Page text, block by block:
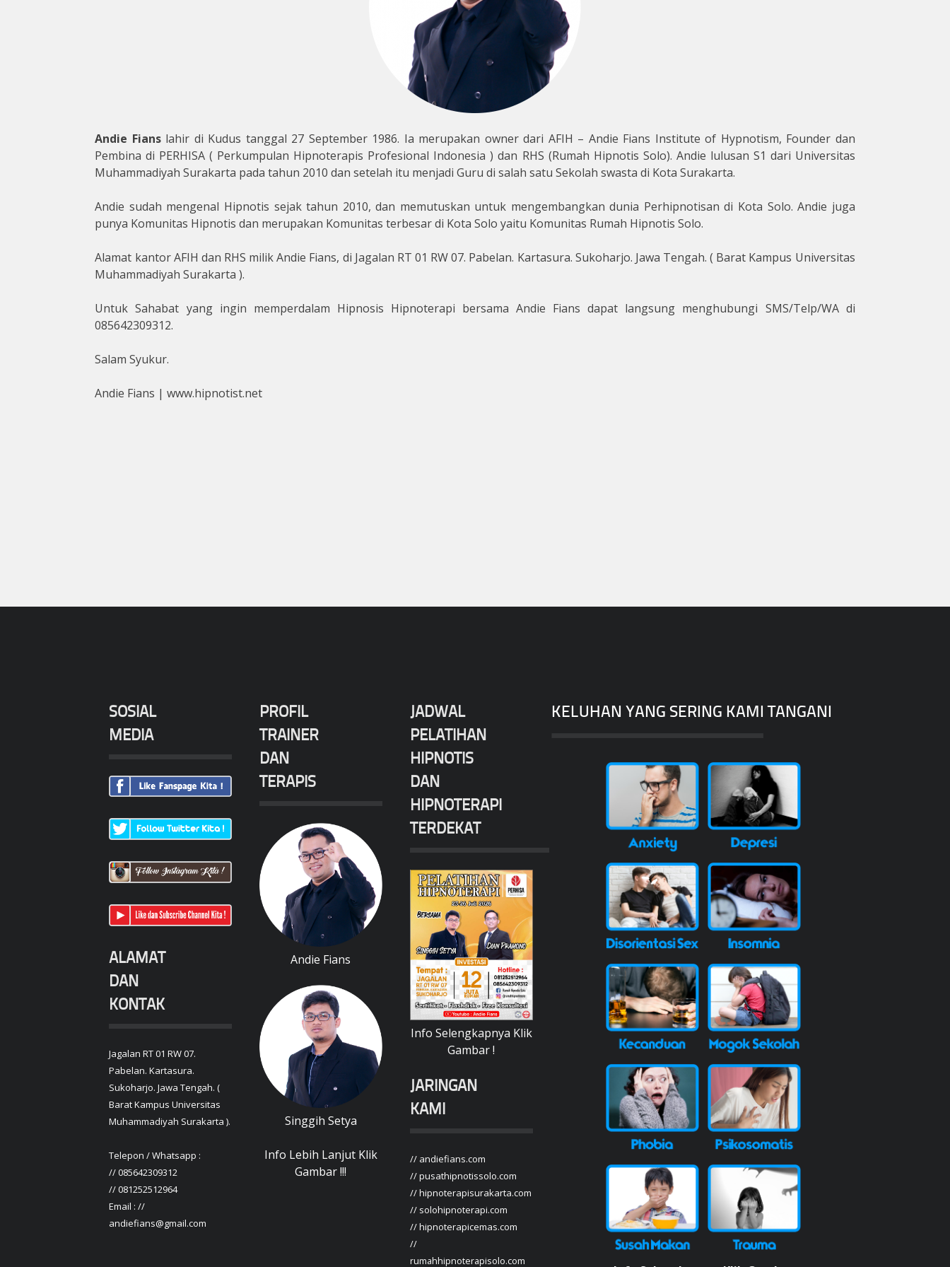
Andie Fianslahir di Kudus tanggal 27 September 1986. Ia merupakan owner dari AFIH – Andie Fians Institute of Hypnotism, Founder dan
Pembina di PERHISA ( Perkumpulan Hipnoterapis Profesional Indonesia ) dan RHS (Rumah Hipnotis Solo). Andie lulusan S1 dari Universitas
Muhammadiyah Surakarta pada tahun 2010 dan setelah itu menjadi Guru di salah satu Sekolah swasta di Kota Surakarta.
Andie sudah mengenal Hipnotis sejak tahun 2010, dan memutuskan untuk mengembangkan dunia Perhipnotisan di Kota Solo. Andie juga
punya Komunitas Hipnotis dan merupakan Komunitas terbesar di Kota Solo yaitu Komunitas Rumah Hipnotis Solo.
Alamat kantor AFIH dan RHS milik Andie Fians, di Jagalan RT 01 RW 07. Pabelan. Kartasura. Sukoharjo. Jawa Tengah. ( Barat Kampus Universitas
Muhammadiyah Surakarta ).
Untuk Sahabat yang ingin memperdalam Hipnosis Hipnoterapi bersama Andie Fians dapat langsung menghubungi SMS/Telp/WA di
085642309312.
Salam Syukur.
Andie Fians | www.hipnotist.net
SOSIAL
MEDIA
ALAMAT
DAN
KONTAK
Jagalan RT 01 RW 07.
Pabelan. Kartasura.
Sukoharjo. Jawa Tengah. (
Barat Kampus Universitas
Muhammadiyah Surakarta ).
Telepon / Whatsapp :
// 085642309312
// 081252512964
Email : //
andiefians@gmail.com
PROFIL
TRAINER
DAN
TERAPIS
Andie Fians
Singgih Setya
Info Lebih Lanjut Klik
Gambar !!!
JADWAL
PELATIHAN
HIPNOTIS
DAN
HIPNOTERAPI
TERDEKAT
Info Selengkapnya Klik
Gambar !
JARINGAN
KAMI
// andiefians.com
// pusathipnotissolo.com
// hipnoterapisurakarta.com
// solohipnoterapi.com
// hipnoterapicemas.com
//
rumahhipnoterapisolo.com
KELUHAN YANG SERING KAMI TANGANI